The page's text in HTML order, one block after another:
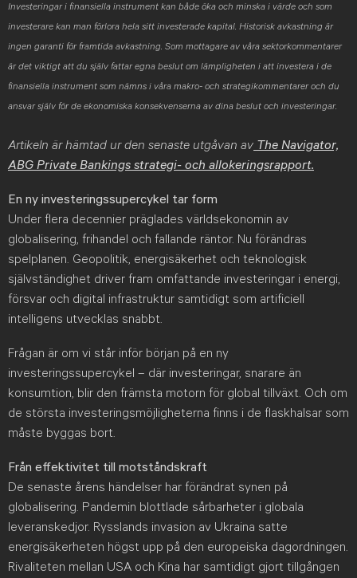
Investeringar i finansiella instrument kan både öka och minska i värde och som
investerare kan man förlora hela sitt investerade kapital. Historisk avkastning är
ingen garanti för framtida avkastning. Som mottagare av våra sektorkommentarer
är det viktigt att du själv fattar egna beslut om lämpligheten i att investera i de
finansiella instrument som nämns i våra makro- och strategikommentarer och du
ansvar själv för de ekonomiska konsekvenserna av dina beslut och investeringar.
Artikeln är hämtad ur den senaste utgåvan av The Navigator,
ABG Private Bankings strategi- och allokeringsrapport.
En ny investeringssupercykel tar form
Under flera decennier präglades världsekonomin av
globalisering, frihandel och fallande räntor. Nu förändras
spelplanen. Geopolitik, energisäkerhet och teknologisk
självständighet driver fram omfattande investeringar i energi,
försvar och digital infrastruktur samtidigt som artificiell
intelligens utvecklas snabbt.
Frågan är om vi står inför början på en ny
investeringssupercykel – där investeringar, snarare än
konsumtion, blir den främsta motorn för global tillväxt. Och om
de största investeringsmöjligheterna finns i de flaskhalsar som
måste byggas bort.
Från effektivitet till motståndskraft
De senaste årens händelser har förändrat synen på
globalisering. Pandemin blottlade sårbarheter i globala
leveranskedjor. Rysslands invasion av Ukraina satte
energisäkerheten högst upp på den europeiska dagordningen.
Rivaliteten mellan USA och Kina har samtidigt gjort tillgången